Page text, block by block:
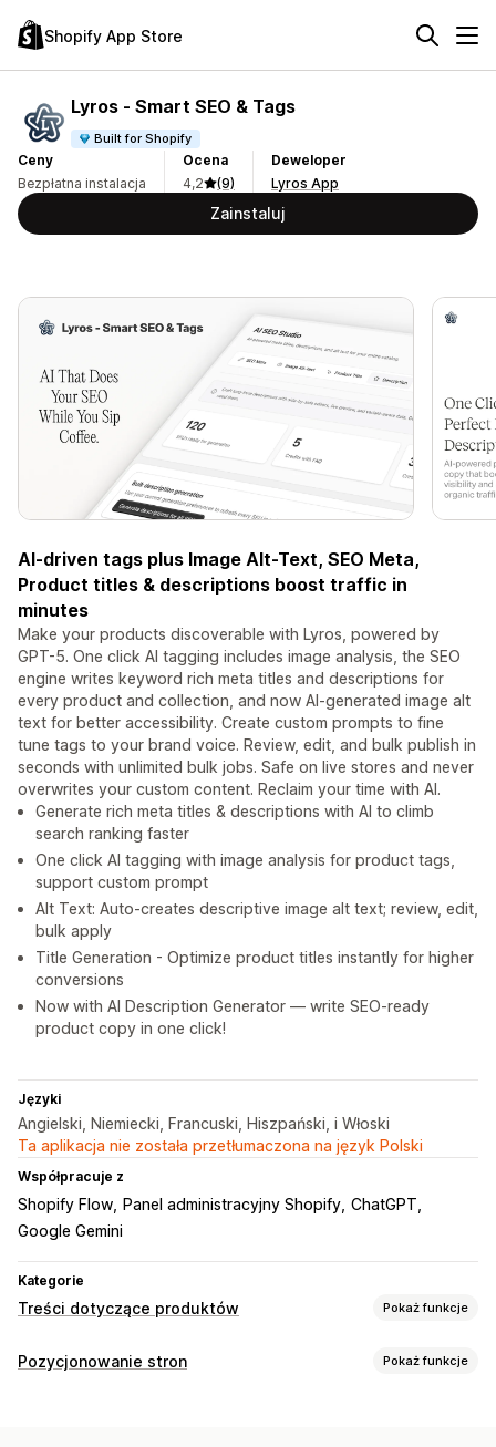
Shopify App Store
Lyros ‑ Smart SEO & Tags
Built for Shopify
Ceny
Bezpłatna instalacja
Ocena
4,2
(9)
Deweloper
Lyros App
Zainstaluj
AI-driven tags plus Image Alt-Text, SEO Meta,
Product titles & descriptions boost traffic in
minutes
Make your products discoverable with Lyros, powered by
GPT-5. One click AI tagging includes image analysis, the SEO
engine writes keyword rich meta titles and descriptions for
every product and collection, and now AI-generated image alt
text for better accessibility. Create custom prompts to fine
tune tags to your brand voice. Review, edit, and bulk publish in
seconds with unlimited bulk jobs. Safe on live stores and never
overwrites your custom content. Reclaim your time with AI.
Generate rich meta titles & descriptions with AI to climb
search ranking faster
One click AI tagging with image analysis for product tags,
support custom prompt
Alt Text: Auto-creates descriptive image alt text; review, edit,
bulk apply
Title Generation - Optimize product titles instantly for higher
conversions
Now with AI Description Generator — write SEO-ready
product copy in one click!
Języki
Angielski, Niemiecki, Francuski, Hiszpański, i Włoski
Ta aplikacja nie została przetłumaczona na język Polski
Współpracuje z
Shopify Flow Panel administracyjny Shopify ChatGPT
Google Gemini
Kategorie
Treści dotyczące produktów Pokaż funkcje
Typy zawartości
Pozycjonowanie stron Pokaż funkcje